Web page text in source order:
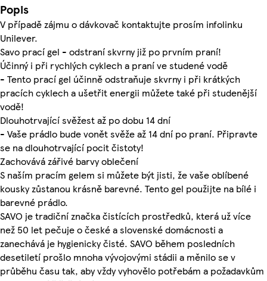
Popis
V případě zájmu o dávkovač kontaktujte prosím infolinku
Unilever.
Savo prací gel - odstraní skvrny již po prvním praní!
Účinný i při rychlých cyklech a praní ve studené vodě
- Tento prací gel účinně odstraňuje skvrny i při krátkých
pracích cyklech a ušetřit energii můžete také při studenější
vodě!
Dlouhotrvající svěžest až po dobu 14 dní
- Vaše prádlo bude vonět svěže až 14 dní po praní. Připravte
se na dlouhotrvající pocit čistoty!
Zachovává zářivé barvy oblečení
S naším pracím gelem si můžete být jisti, že vaše oblíbené
kousky zůstanou krásně barevné. Tento gel použijte na bílé i
barevné prádlo.
SAVO je tradiční značka čistících prostředků, která už více
než 50 let pečuje o české a slovenské domácnosti a
zanechává je hygienicky čisté. SAVO během posledních
desetiletí prošlo mnoha vývojovými stádii a měnilo se v
průběhu času tak, aby vždy vyhovělo potřebám a požadavkům